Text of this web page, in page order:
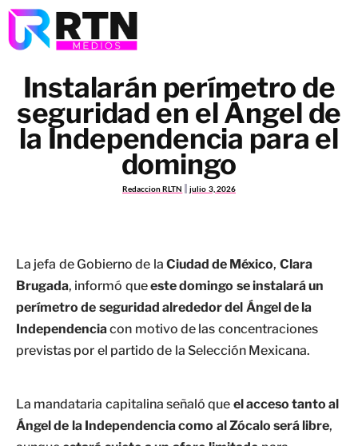
Instalarán perímetro de
seguridad en el Ángel de
la Independencia para el
domingo
Redaccion RLTN julio 3, 2026
La jefa de Gobierno de la Ciudad de México, Clara
Brugada, informó queeste domingo se instalará un
perímetro de seguridad alrededor del Ángel de la
Independenciacon motivo de las concentraciones
previstas por el partido de la Selección Mexicana.
La mandataria capitalina señaló que el acceso tanto al
Ángel de la Independencia como al Zócalo será libre,